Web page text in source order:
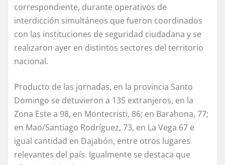
correspondiente, durante operativos de
interdicción simultáneos que fueron coordinados
con las instituciones de seguridad ciudadana y se
realizaron ayer en distintos sectores del territorio
nacional.
Producto de las jornadas, en la provincia Santo
Domingo se detuvieron a 135 extranjeros, en la
Zona Este a 98, en Montecristi, 86; en Barahona, 77;
en Mao/Santiago Rodríguez, 73, en La Vega 67 e
igual cantidad en Dajabón, entre otros lugares
relevantes del país. Igualmente se destaca que